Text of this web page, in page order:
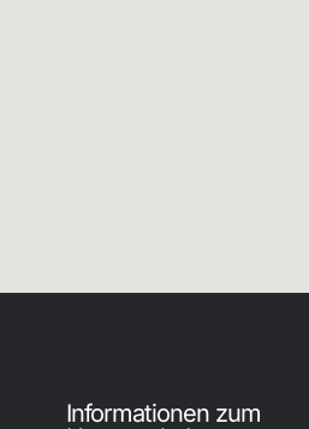
Informationen zum